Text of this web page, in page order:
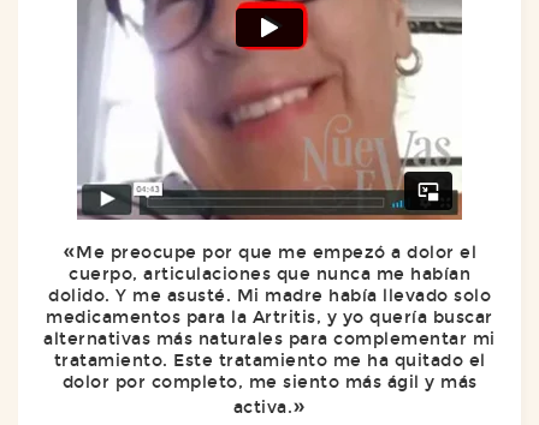
Me preocupe por que me empezó a dolor el
cuerpo, articulaciones que nunca me habían
dolido. Y me asusté. Mi madre había llevado solo
medicamentos para la Artritis, y yo quería buscar
alternativas más naturales para complementar mi
tratamiento. Este tratamiento me ha quitado el
dolor por completo, me siento más ágil y más
activa.